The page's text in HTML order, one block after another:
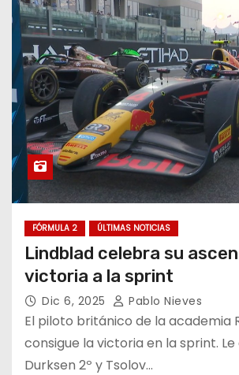
FÓRMULA 2 ÚLTIMAS NOTICIAS
Lindblad celebra su
victoria a la sprint
Dic 6, 2025 Pablo Nieves
El piloto británico de la academia
consigue la victoria en la sprint.
Durksen 2º y Tsolov…